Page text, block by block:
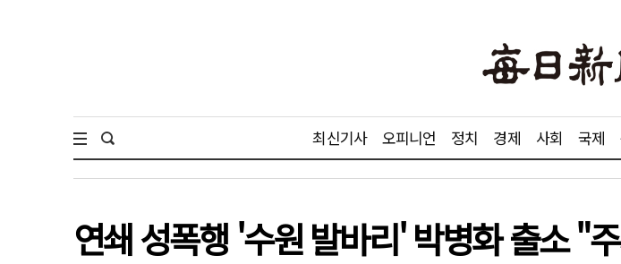
최신기사 오피니언 정치 경제 사회 국제
연쇄 성폭행 '수원 발바리' 박병화 출소 "